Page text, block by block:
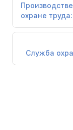
охране
Служба